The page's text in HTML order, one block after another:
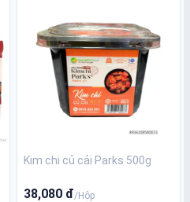
Kim chi củ cải Parks 500g
38,080 đ/Hộp